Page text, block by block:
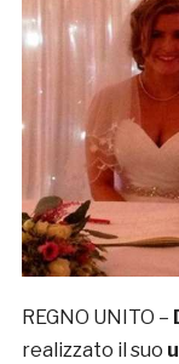
REGNO UNITO –
realizzato il suo